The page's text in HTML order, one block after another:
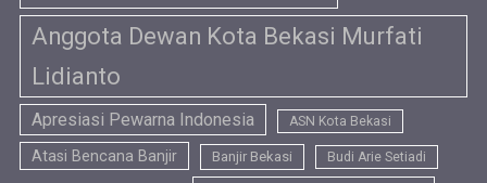
Anggota Dewan Kota Bekasi Murfati
Lidianto
Apresiasi Pewarna Indonesia ASN Kota Bekasi
Atasi Bencana Banjir Banjir Bekasi Budi Arie Setiadi